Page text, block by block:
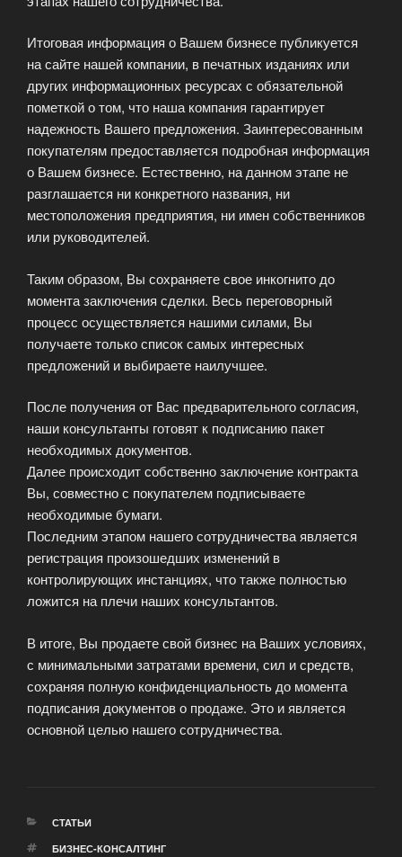
Итоговая информация о Вашем бизнесе публикуется
на сайте нашей компании, в печатных изданиях или
других информационных ресурсах с обязательной
пометкой о том, что наша компания гарантирует
надежность Вашего предложения. Заинтересованным
покупателям предоставляется подробная информация
о Вашем бизнесе. Естественно, на данном этапе не
разглашается ни конкретного названия, ни
местоположения предприятия, ни имен собственников
или руководителей.
Таким образом, Вы сохраняете свое инкогнито до
момента заключения сделки. Весь переговорный
процесс осуществляется нашими силами, Вы
получаете только список самых интересных
предложений и выбираете наилучшее.
После получения от Вас предварительного согласия,
наши консультанты готовят к подписанию пакет
необходимых документов.
Далее происходит собственно заключение контракта
Вы, совместно с покупателем подписываете
необходимые бумаги.
Последним этапом нашего сотрудничества является
регистрация произошедших изменений в
контролирующих инстанциях, что также полностью
ложится на плечи наших консультантов.
В итоге, Вы продаете свой бизнес на Ваших условиях,
с минимальными затратами времени, сил и средств,
сохраняя полную конфиденциальность до момента
подписания документов о продаже. Это и является
основной целью нашего сотрудничества.
РУБРИКИ
СТАТЬИ
МЕТКИ
БИЗНЕС-КОНСАЛТИНГ